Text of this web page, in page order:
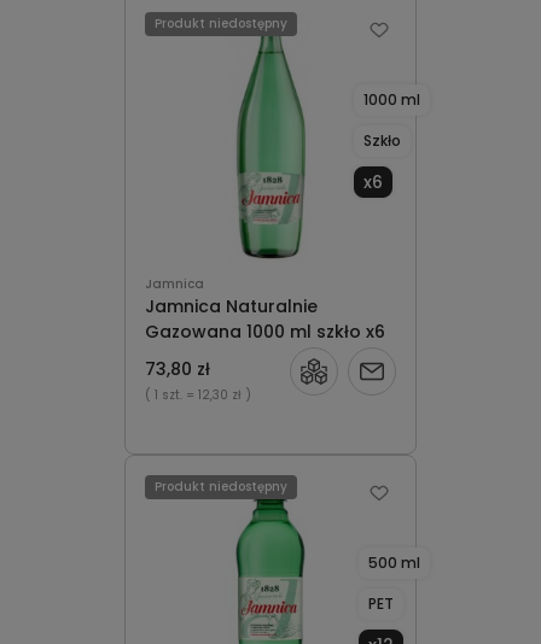
Jamnica
Jamnica Naturalnie
Gazowana 1000 ml szkło x6
1000 ml
Szkło
x6
73,80 zł
( 1 szt. = 12,30 zł )
Produkt niedostępny
Powiadom
500 ml
PET
Produkt niedostępny